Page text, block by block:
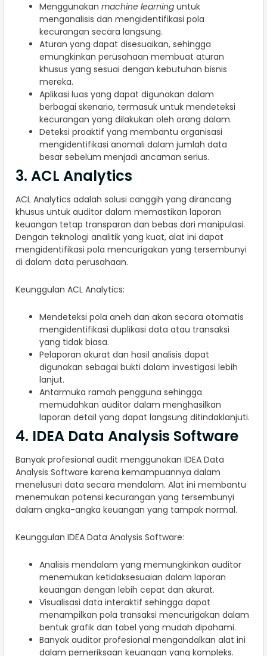
Menggunakan machine learning untuk
menganalisis dan mengidentifikasi pola
kecurangan secara langsung.
Aturan yang dapat disesuaikan, sehingga
emungkinkan perusahaan membuat aturan
khusus yang sesuai dengan kebutuhan bisnis
mereka.
Aplikasi luas yang dapat digunakan dalam
berbagai skenario, termasuk untuk mendeteksi
kecurangan yang dilakukan oleh orang dalam.
Deteksi proaktif yang membantu organisasi
mengidentifikasi anomali dalam jumlah data
besar sebelum menjadi ancaman serius.
3. ACL Analytics
ACL Analytics adalah solusi canggih yang dirancang
khusus untuk auditor dalam memastikan laporan
keuangan tetap transparan dan bebas dari manipulasi.
Dengan teknologi analitik yang kuat, alat ini dapat
mengidentifikasi pola mencurigakan yang tersembunyi
di dalam data perusahaan.
Keunggulan ACL Analytics:
Mendeteksi pola aneh dan akan secara otomatis
mengidentifikasi duplikasi data atau transaksi
yang tidak biasa.
Pelaporan akurat dan hasil analisis dapat
digunakan sebagai bukti dalam investigasi lebih
lanjut.
Antarmuka ramah pengguna sehingga
memudahkan auditor dalam menghasilkan
laporan detail yang dapat langsung ditindaklanjuti.
4. IDEA Data Analysis Software
Banyak profesional audit menggunakan IDEA Data
Analysis Software karena kemampuannya dalam
menelusuri data secara mendalam. Alat ini membantu
menemukan potensi kecurangan yang tersembunyi
dalam angka-angka keuangan yang tampak normal.
Keunggulan IDEA Data Analysis Software:
Analisis mendalam yang memungkinkan auditor
menemukan ketidaksesuaian dalam laporan
keuangan dengan lebih cepat dan akurat.
Visualisasi data interaktif sehingga dapat
menampilkan pola transaksi mencurigakan dalam
bentuk grafik dan tabel yang mudah dipahami.
Banyak auditor profesional mengandalkan alat ini
dalam pemeriksaan keuangan yang kompleks.